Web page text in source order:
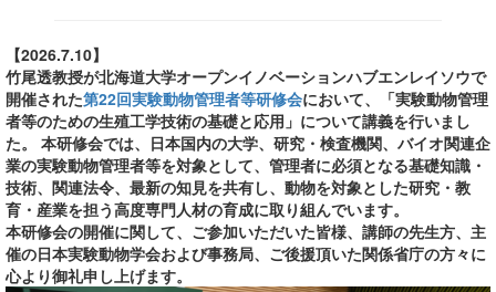
【2026.7.10】
竹尾透教授が北海道大学オープンイノベーションハブエンレイソウで
開催された第22回実験動物管理者等研修会において、「実験動物管理
者等のための生殖工学技術の基礎と応用」について講義を行いまし
た。 本研修会では、日本国内の大学、研究・検査機関、バイオ関連企
業の実験動物管理者等を対象として、管理者に必須となる基礎知識・
技術、関連法令、最新の知見を共有し、動物を対象とした研究・教
育・産業を担う高度専門人材の育成に取り組んでいます。
本研修会の開催に関して、ご参加いただいた皆様、講師の先生方、主
催の日本実験動物学会および事務局、ご後援頂いた関係省庁の方々に
心より御礼申し上げます。